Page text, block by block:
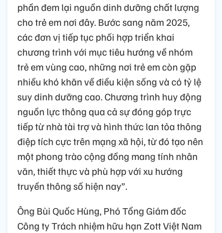
phần đem lại nguồn dinh dưỡng chất lượng
cho trẻ em nơi đây. Bước sang năm 2025,
các đơn vị tiếp tục phối hợp triển khai
chương trình với mục tiêu hướng về nhóm
trẻ em vùng cao, những nơi trẻ em còn gặp
nhiều khó khăn về điều kiện sống và có tỷ lệ
suy dinh dưỡng cao. Chương trình huy động
nguồn lực thông qua cả sự đóng góp trực
tiếp từ nhà tài trợ và hình thức lan tỏa thông
điệp tích cực trên mạng xã hội, từ đó tạo nên
một phong trào cộng đồng mang tính nhân
văn, thiết thực và phù hợp với xu hướng
truyền thông số hiện nay”.
Ông Bùi Quốc Hùng, Phó Tổng Giám đốc
Công ty Trách nhiệm hữu hạn Zott Việt Nam